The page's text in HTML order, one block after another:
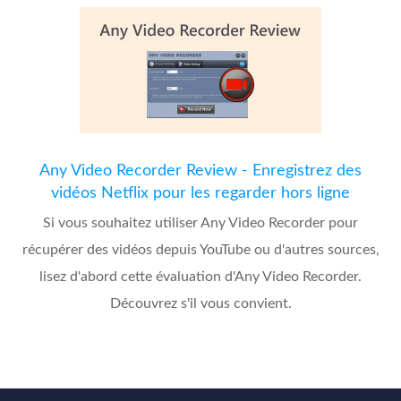
Any Video Recorder Review - Enregistrez des
vidéos Netflix pour les regarder hors ligne
Si vous souhaitez utiliser Any Video Recorder pour
récupérer des vidéos depuis YouTube ou d'autres sources,
lisez d'abord cette évaluation d'Any Video Recorder.
Découvrez s'il vous convient.